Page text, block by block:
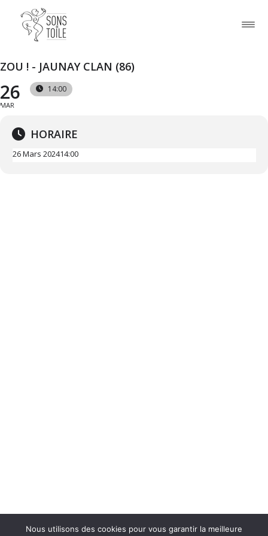
ZOU ! - JAUNAY CLAN (86)
26
MAR
14:00
HORAIRE
26 Mars 202414:00
Nous utilisons des cookies pour vous garantir la meilleure